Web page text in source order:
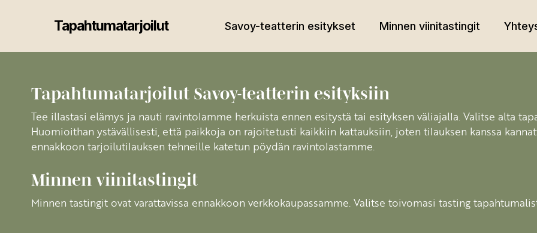
content
Tapahtumatarjoilut Savoy-teatterin esitykset Minnen viinitastingit
Tapahtumatarjoilut Savoy-teatterin esityksiin
Tee illastasi elämys ja nauti ravintolamme herkuista ennen esitystä tai esityksen väliajalla. Valitse alta
Huomioithan ystävällisesti, että paikkoja on rajoitetusti kaikkiin kattauksiin, joten tilauksen kanssa
ennakkoon tarjoilutilauksen tehneille katetun pöydän ravintolastamme.
Minnen viinitastingit
Minnen tastingit ovat varattavissa ennakkoon verkkokaupassamme. Valitse toivomasi tasting